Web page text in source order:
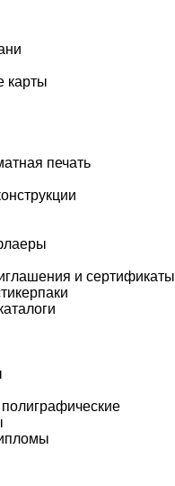
карты
печать
и сертификаты